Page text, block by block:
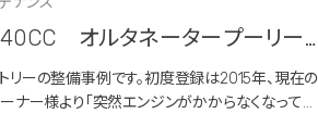
オルタネータープーリー
ーの整備事例です。初度登録は2015年、現在の
ナー様より「突然エンジンがかからなくなってし